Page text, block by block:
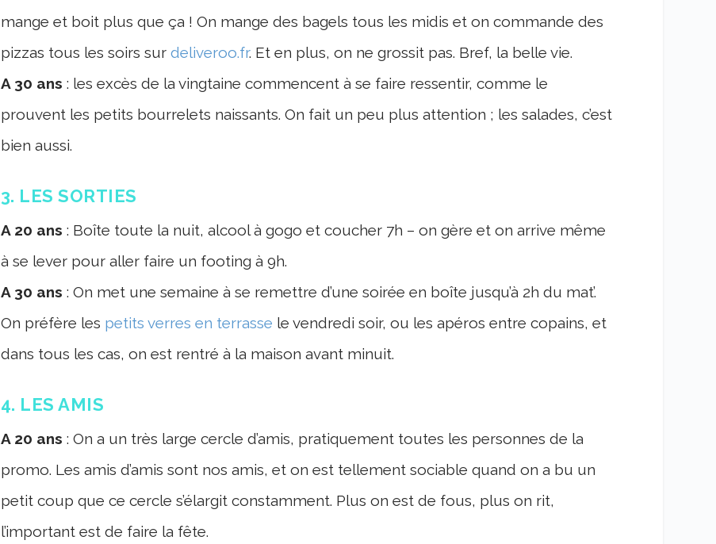
mange et boit plus que ça ! On mange des bagels tous les midis et on commande des
pizzas tous les soirs sur deliveroo.fr. Et en plus, on ne grossit pas. Bref, la belle vie.
A 30 ans : les excès de la vingtaine commencent à se faire ressentir, comme le
prouvent les petits bourrelets naissants. On fait un peu plus attention ; les salades, c’est
bien aussi.
3. LES SORTIES
A 20 ans : Boîte toute la nuit, alcool à gogo et coucher 7h – on gère et on arrive même
à se lever pour aller faire un footing à 9h.
A 30 ans : On met une semaine à se remettre d’une soirée en boîte jusqu’à 2h du mat’.
On préfère les petits verres en terrasse le vendredi soir, ou les apéros entre copains, et
dans tous les cas, on est rentré à la maison avant minuit.
4. LES AMIS
A 20 ans : On a un très large cercle d’amis, pratiquement toutes les personnes de la
promo. Les amis d’amis sont nos amis, et on est tellement sociable quand on a bu un
petit coup que ce cercle s’élargit constamment. Plus on est de fous, plus on rit,
l’important est de faire la fête.